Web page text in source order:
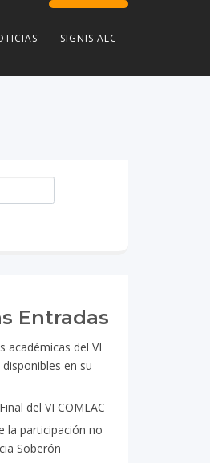
SIGNIS ALC
Entradas
académicas del VI
disponibles en su
del VI COMLAC
la participación no
Soberón